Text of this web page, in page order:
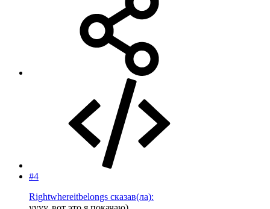
#4
Rightwhereitbelongs сказав(ла):